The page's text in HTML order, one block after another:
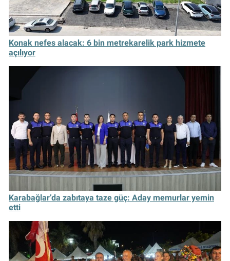
Konak nefes alacak: 6 bin metrekarelik park hizmete
açılıyor
Karabağlar’da zabıtaya taze güç: Aday memurlar yemin
etti